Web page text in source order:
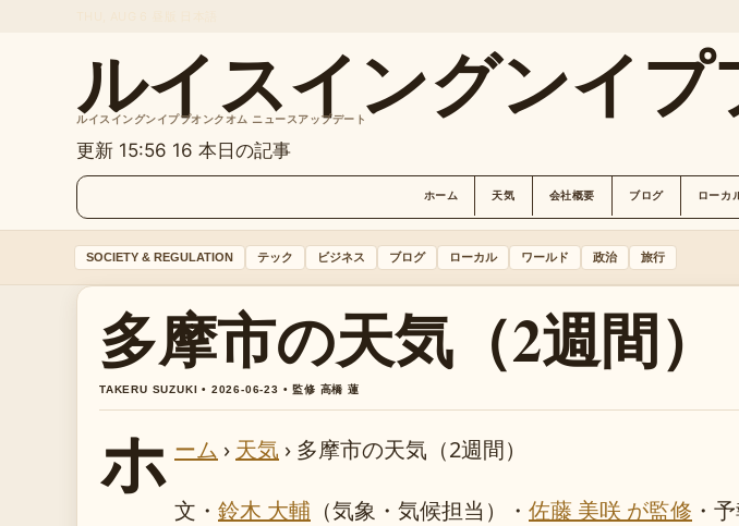
ルイスイングンイ
ルイスイングンイププオンクオム ニュースアップデート
更新 15:56 16 本日の記事
ホーム 天気 会社概要 ブログ ローカ
SOCIETY & REGULATION テック ビジネス ブログ ローカル ワールド 政治 旅行
多摩市の天気（2週間）
TAKERU SUZUKI • 2026-06-23 • 監修 高橋 蓮
ホ ーム › 天気 › 多摩市の天気（2週間）
文・ 鈴木 大輔 （気象・気候担当） ・ 佐藤 美咲 が監修 ・